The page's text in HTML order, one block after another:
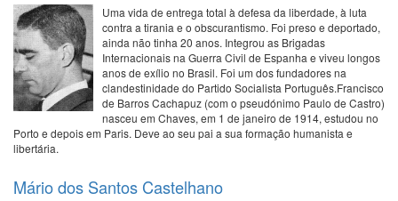
Uma vida de entrega total à defesa da liberdade, à luta
contra a tirania e o obscurantismo. Foi preso e deportado,
ainda não tinha 20 anos. Integrou as Brigadas
Internacionais na Guerra Civil de Espanha e viveu longos
anos de exílio no Brasil. Foi um dos fundadores na
clandestinidade do Partido Socialista Português.Francisco
de Barros Cachapuz (com o pseudónimo Paulo de Castro)
nasceu em Chaves, em 1 de janeiro de 1914, estudou no
Porto e depois em Paris. Deve ao seu pai a sua formação humanista e
libertária.
Mário dos Santos Castelhano